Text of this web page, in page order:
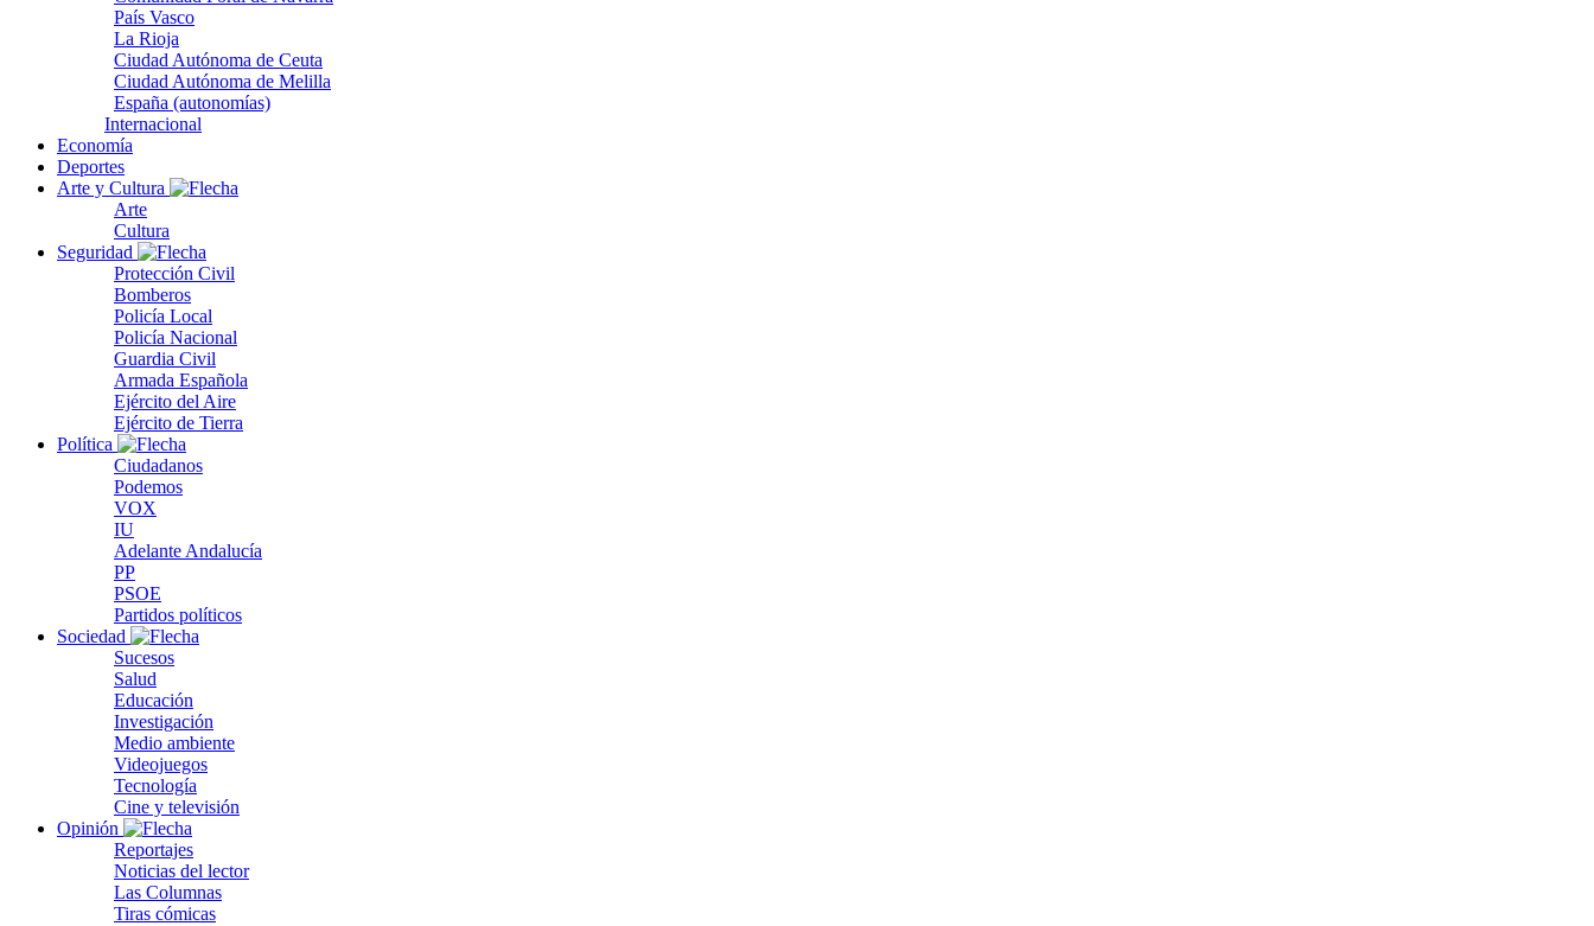
País Vasco
La Rioja
Ciudad Autónoma de Ceuta
Ciudad Autónoma de Melilla
España (autonomías)
Internacional
Economía
Deportes
Arte y Cultura
Arte
Cultura
Seguridad
Protección Civil
Bomberos
Policía Local
Policía Nacional
Guardia Civil
Armada Española
Ejército del Aire
Ejército de Tierra
Política
Ciudadanos
Podemos
VOX
IU
Adelante Andalucía
PP
PSOE
Partidos políticos
Sociedad
Sucesos
Salud
Educación
Investigación
Medio ambiente
Videojuegos
Tecnología
Cine y televisión
Opinión
Reportajes
Noticias del lector
Las Columnas
Tiras cómicas